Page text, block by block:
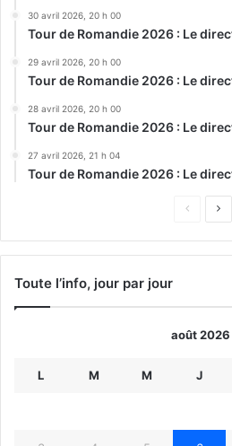
30 avril 2026, 20 h 00
Tour de Romandie 2026 : Le
29 avril 2026, 20 h 00
Tour de Romandie 2026 : Le
28 avril 2026, 20 h 00
Tour de Romandie 2026 : Le
27 avril 2026, 21 h 04
Tour de Romandie 2026 : Le
Page
Toute l’info, jour par jour
août 2026
L M M J